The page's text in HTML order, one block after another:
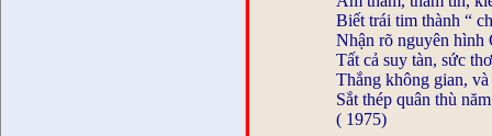
Biết trái tim thành “
Nhận rõ nguyên hình
Tất cả suy tàn, sức
Thắng không gian,
Sắt thép quân thù
( 1975)